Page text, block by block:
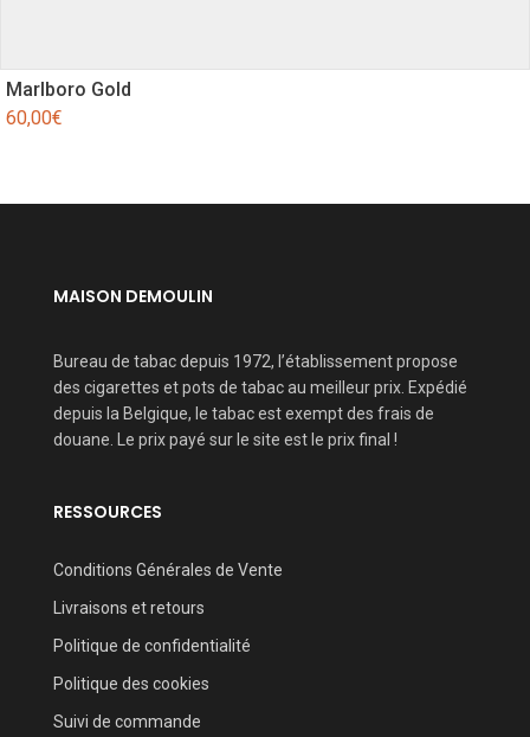
Marlboro Gold
60,00€
MAISON DEMOULIN
Bureau de tabac depuis 1972, l’établissement propose
des cigarettes et pots de tabac au meilleur prix. Expédié
depuis la Belgique, le tabac est exempt des frais de
douane. Le prix payé sur le site est le prix final !
RESSOURCES
Conditions Générales de Vente
Livraisons et retours
Politique de confidentialité
Politique des cookies
Suivi de commande